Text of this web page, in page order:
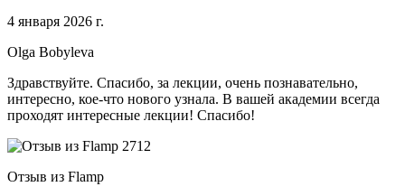
4 января 2026 г.
Olga Bobyleva
Здравствуйте. Спасибо, за лекции, очень познавательно,
интересно, кое-что нового узнала. В вашей академии всегда
проходят интересные лекции! Спасибо!
Отзыв из Flamp